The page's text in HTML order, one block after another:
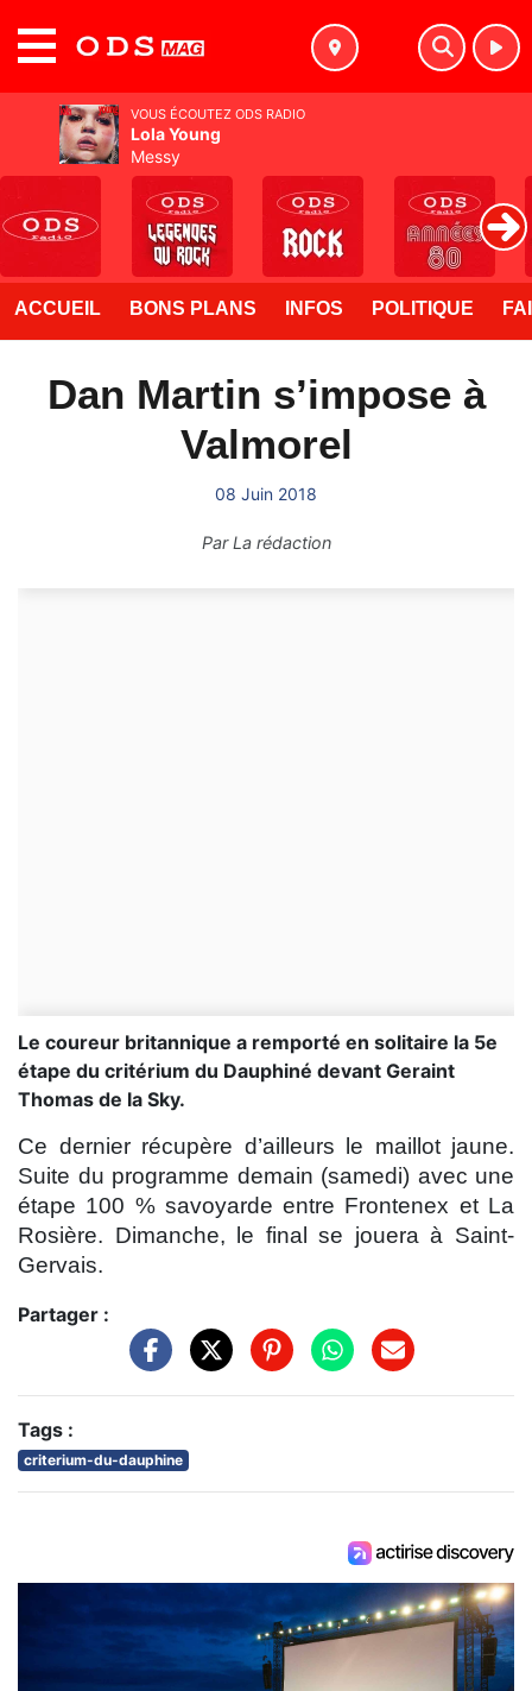
ACCUEIL BONS PLANS INFOS POLITIQUE
Dan Martin s’impose à
Valmorel
08 Juin 2018
ParLa rédaction
Le coureur britannique a remporté en solitaire la 5e
étape du critérium du Dauphiné devant Geraint
Thomas de la Sky.
Ce dernier récupère d’ailleurs le maillot jaune.
Suite du programme demain (samedi) avec une
étape 100 % savoyarde entre Frontenex et La
Rosière. Dimanche, le final se jouera à Saint-
Gervais.
Partager :
Tags :
criterium-du-dauphine
VOUS ÉCOUTEZ ODS RADIO
Lola Young
Messy